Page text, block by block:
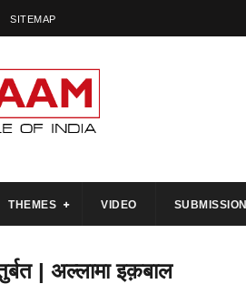
SITEMAP
THEMES VIDEO SUBMISSION
| अल्लामा इक़बाल